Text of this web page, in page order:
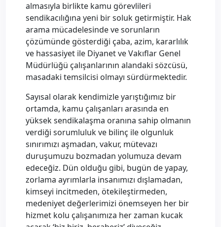
almasıyla birlikte kamu görevlileri
sendikacılığına yeni bir soluk getirmiştir. Hak
arama mücadelesinde ve sorunların
çözümünde gösterdiği çaba, azim, kararlılık
ve hassasiyet ile Diyanet ve Vakıflar Genel
Müdürlüğü çalışanlarının alandaki sözcüsü,
masadaki temsilcisi olmayı sürdürmektedir.
Sayısal olarak kendimizle yarıştığımız bir
ortamda, kamu çalışanları arasında en
yüksek sendikalaşma oranına sahip olmanın
verdiği sorumluluk ve bilinç ile olgunluk
sınırımızı aşmadan, vakur, mütevazı
duruşumuzu bozmadan yolumuza devam
edeceğiz. Dün olduğu gibi, bugün de yapay,
zorlama ayrımlarla insanımızı dışlamadan,
kimseyi incitmeden, ötekileştirmeden,
medeniyet değerlerimizi önemseyen her bir
hizmet kolu çalışanımıza her zaman kucak